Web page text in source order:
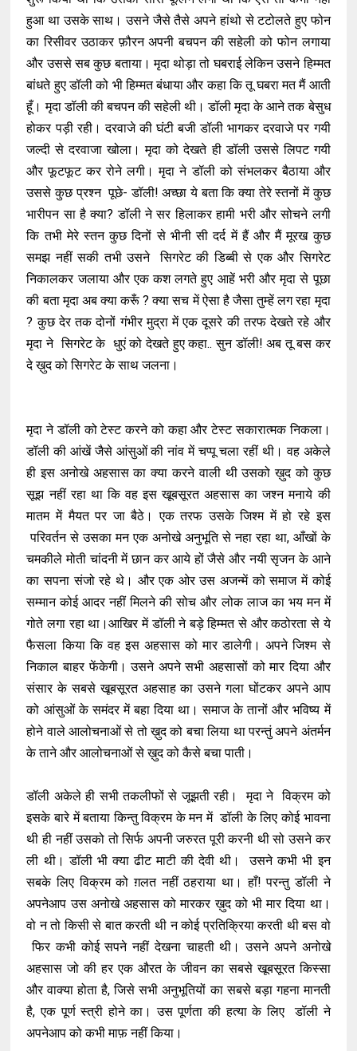
हुआ था उसके साथ। उसने जैसे तैसे अपने हांथो से टटोलते हुए फोन
का रिसीवर उठाकर फ़ौरन अपनी बचपन की सहेली को फोन लगाया
और उससे सब कुछ बताया। मृदा थोड़ा तो घबराई लेकिन उसने हिम्मत
बांधते हुए डॉली को भी हिम्मत बंधाया और कहा कि तू घबरा मत मैं आती
हूँ। मृदा डॉली की बचपन की सहेली थी। डॉली मृदा के आने तक बेसुध
होकर पड़ी रही। दरवाजे की घंटी बजी डॉली भागकर दरवाजे पर गयी
जल्दी से दरवाजा खोला। मृदा को देखते ही डॉली उससे लिपट गयी
और फूटफूट कर रोने लगी। मृदा ने डॉली को संभलकर बैठाया और
उससे कुछ प्रश्न पूछे- डॉली! अच्छा ये बता कि क्या तेरे स्तनों में कुछ
भारीपन सा है क्या? डॉली ने सर हिलाकर हामी भरी और सोचने लगी
कि तभी मेरे स्तन कुछ दिनों से भीनी सी दर्द में हैं और मैं मूरख कुछ
समझ नहीं सकी तभी उसने सिगरेट की डिब्बी से एक और सिगरेट
निकालकर जलाया और एक कश लगते हुए आहें भरी और मृदा से पूछा
की बता मृदा अब क्या करूँ ? क्या सच में ऐसा है जैसा तुम्हें लग रहा मृदा
? कुछ देर तक दोनों गंभीर मुद्रा में एक दूसरे की तरफ देखते रहे और
मृदा ने सिगरेट के धुएं को देखते हुए कहा.. सुन डॉली! अब तू बस कर
दे ख़ुद को सिगरेट के साथ जलना।
मृदा ने डॉली को टेस्ट करने को कहा और टेस्ट सकारात्मक निकला।
डॉली की आंखें जैसे आंसुओं की नांव में चप्पू चला रहीं थी। वह अकेले
ही इस अनोखे अहसास का क्या करने वाली थी उसको ख़ुद को कुछ
सूझ नहीं रहा था कि वह इस खूबसूरत अहसास का जश्न मनाये की
मातम में मैयत पर जा बैठे। एक तरफ उसके जिश्म में हो रहे इस
परिवर्तन से उसका मन एक अनोखे अनुभूति से नहा रहा था, आँखों के
चमकीले मोती चांदनी में छान कर आये हों जैसे और नयी सृजन के आने
का सपना संजो रहे थे। और एक ओर उस अजन्में को समाज में कोई
सम्मान कोई आदर नहीं मिलने की सोच और लोक लाज का भय मन में
गोते लगा रहा था।आखिर में डॉली ने बड़े हिम्मत से और कठोरता से ये
फैसला किया कि वह इस अहसास को मार डालेगी। अपने जिश्म से
निकाल बाहर फेंकेगी। उसने अपने सभी अहसासों को मार दिया और
संसार के सबसे खूबसूरत अहसाह का उसने गला घोंटकर अपने आप
को आंसुओं के समंदर में बहा दिया था। समाज के तानों और भविष्य में
होने वाले आलोचनाओं से तो ख़ुद को बचा लिया था परन्तुं अपने अंतर्मन
के ताने और आलोचनाओं से ख़ुद को कैसे बचा पाती।
डॉली अकेले ही सभी तकलीफों से जूझती रही। मृदा ने विक्रम को
इसके बारे में बताया किन्तु विक्रम के मन में डॉली के लिए कोई भावना
थी ही नहीं उसको तो सिर्फ अपनी जरुरत पूरी करनी थी सो उसने कर
ली थी। डॉली भी क्या ढीट माटी की देवी थी। उसने कभी भी इन
सबके लिए विक्रम को ग़लत नहीं ठहराया था। हाँ! परन्तु डॉली ने
अपनेआप उस अनोखे अहसास को मारकर ख़ुद को भी मार दिया था।
वो न तो किसी से बात करती थी न कोई प्रतिक्रिया करती थी बस वो
फिर कभी कोई सपने नहीं देखना चाहती थी। उसने अपने अनोखे
अहसास जो की हर एक औरत के जीवन का सबसे खूबसूरत किस्सा
और वाक्या होता है, जिसे सभी अनुभूतियों का सबसे बड़ा गहना मानती
है, एक पूर्ण स्त्री होने का। उस पूर्णता की हत्या के लिए डॉली ने
अपनेआप को कभी माफ़ नहीं किया।